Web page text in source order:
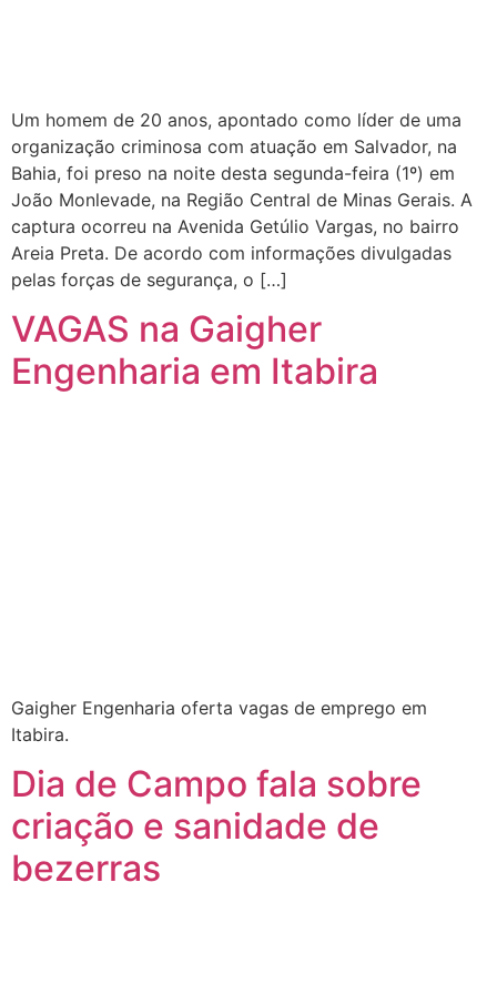
Um homem de 20 anos, apontado como líder de uma
organização criminosa com atuação em Salvador, na
Bahia, foi preso na noite desta segunda-feira (1º) em
João Monlevade, na Região Central de Minas Gerais. A
captura ocorreu na Avenida Getúlio Vargas, no bairro
Areia Preta. De acordo com informações divulgadas
pelas forças de segurança, o […]
VAGAS na Gaigher
Engenharia em Itabira
Gaigher Engenharia oferta vagas de emprego em
Itabira.
Dia de Campo fala sobre
criação e sanidade de
bezerras